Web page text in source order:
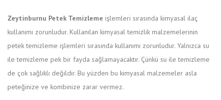
Zeytinburnu Petek Temizleme işlemleri sırasında kimyasal ilaç
kullanımı zorunludur. Kullanılan kimyasal temizlik malzemelerinin
petek temizleme işlemleri sırasında kullanımı zorunludur. Yalnızca su
ile temizleme pek bir fayda sağlamayacaktır. Çünkü su ile temizleme
de çok sağlıklı değildir. Bu yüzden bu kimyasal malzemeler asla
peteğinize ve kombinize zarar vermez.